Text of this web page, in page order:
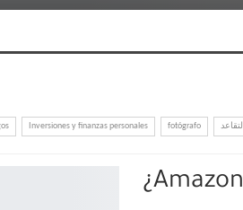
Inversiones y finanzas personales fotógrafo